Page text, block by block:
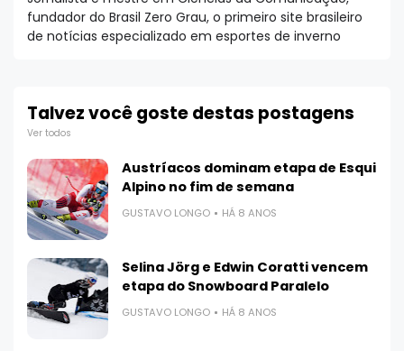
fundador do Brasil Zero Grau, o primeiro site brasileiro
de notícias especializado em esportes de inverno
Talvez você goste destas postagens
Ver todos
Austríacos dominam etapa de Esqui
Alpino no fim de semana
GUSTAVO LONGO HÁ 8 ANOS
Selina Jörg e Edwin Coratti vencem
etapa do Snowboard Paralelo
GUSTAVO LONGO HÁ 8 ANOS